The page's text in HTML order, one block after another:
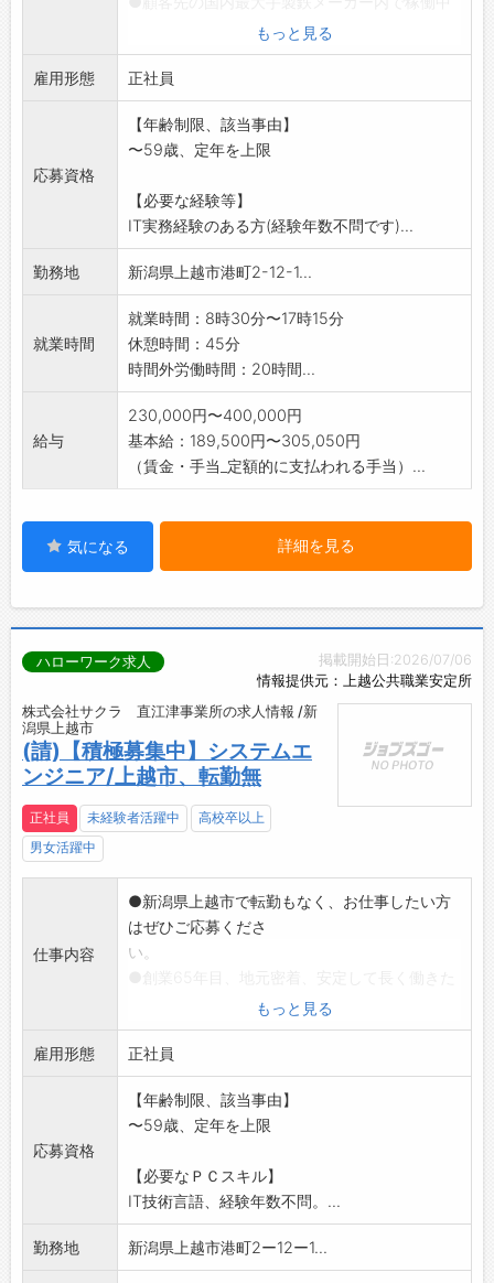
基盤となるサーバ設計、構築、運用、保守のお
仕事です
<設計>用途、必要スペック、サーバー構成決定
<構築>ラッキング、ОS、データベースや
Webサーバーソフトのインストール設定
対応、
バックアップ取得、セキュリティ対応等
※顧客との信頼度も厚く、安定稼働を保つこと
で大変感謝
【採用後の業務変更範囲】本人希望がない限り
なし
もっと見る
雇用形態 正社員
応募資格
【年齢制限、該当事由】
〜59歳、定年を上限
【必要な経験等】
IT実務経験のある方(経験年数不問です)...
勤務地 新潟県上越市港町2-12-1...
就業時間
就業時間：8時30分〜17時15分
休憩時間：45分
時間外労働時間：20時間...
給与
230,000円〜400,000円
基本給：189,500円〜305,050円
（賃金・手当_定額的に支払われる手当）...
気になる 詳細を見る
掲載開始日:2026/07/06
情報提供元：上越公共職業安定所
ハローワーク求人
株式会社サクラ 直江津事業所の求人情報 /新
潟県上越市
(請)【積極募集中】システムエ
ンジニア/上越市、転勤無
正社員 未経験者活躍中
高校卒以上
男女活躍中
仕事内容
●新潟県上越市で転勤もなく、お仕事したい方
はぜひご応募くださ
い。
ピッタリです。20～60代の優秀なエンジニア
が活躍中です。
●9割の社員が上越市へのUIターン者です。
●国内最大手製鉄メーカー内での基幹システム
の開発業務
■主な仕事内容■SEやプログラマーとして基本
設計、
詳細設計、製作、テストや報告書作成など。
使用言語はJavaまたはCOBOLです。
もっと見る
雇用形態 正社員
応募資格
【年齢制限、該当事由】
〜59歳、定年を上限
【必要なＰＣスキル】
IT技術言語、経験年数不問。...
勤務地 新潟県上越市港町2ー12ー1...